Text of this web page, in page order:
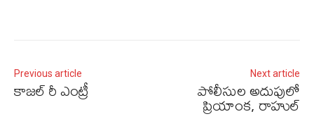
Previous article
కాజల్ రీ ఎంట్రీ
Next article
పోలీసుల అదుపులో
ప్రియాంక, రాహుల్‌